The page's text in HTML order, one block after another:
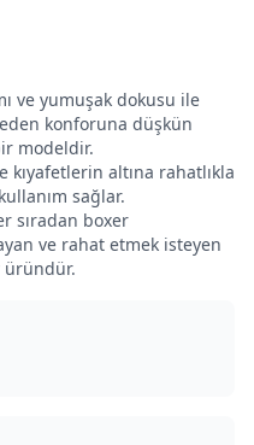
ve yumuşak dokusu ile
konforuna düşkün
modeldir.
altına rahatlıkla
sağlar.
sıradan boxer
ve rahat etmek isteyen
üründür.